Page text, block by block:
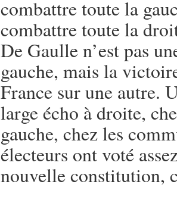
combattre toute la
combattre toute la
De Gaulle n’est pas
gauche, mais la
France sur une autre.
large écho à droite,
gauche, chez les
électeurs ont voté
nouvelle constitution,